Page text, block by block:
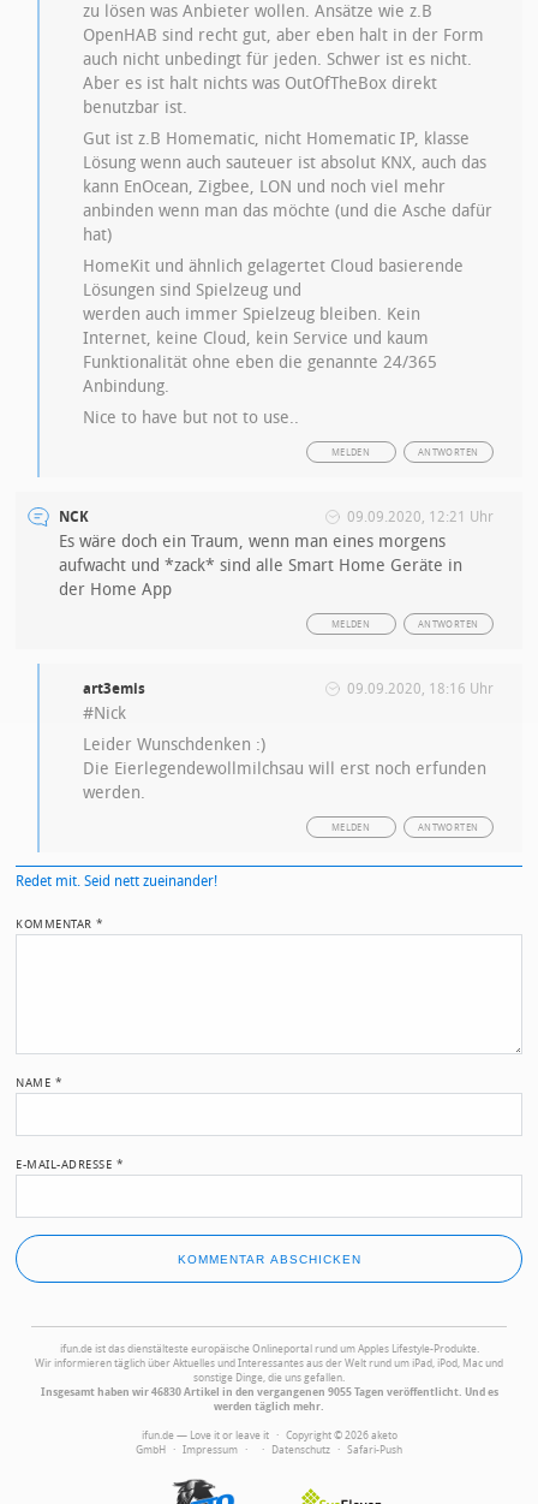
zu lösen was Anbieter wollen. Ansätze wie z.B
OpenHAB sind recht gut, aber eben halt in der Form
auch nicht unbedingt für jeden. Schwer ist es nicht.
Aber es ist halt nichts was OutOfTheBox direkt
benutzbar ist.
Gut ist z.B Homematic, nicht Homematic IP, klasse
Lösung wenn auch sauteuer ist absolut KNX, auch das
kann EnOcean, Zigbee, LON und noch viel mehr
anbinden wenn man das möchte (und die Asche dafür
hat)
HomeKit und ähnlich gelagertet Cloud basierende
Lösungen sind Spielzeug und
werden auch immer Spielzeug bleiben. Kein
Internet, keine Cloud, kein Service und kaum
Funktionalität ohne eben die genannte 24/365
Anbindung.
Nice to have but not to use..
ANTWORTEN
MELDEN
NCK 09.09.2020, 12:21 Uhr
Es wäre doch ein Traum, wenn man eines morgens
aufwacht und *zack* sind alle Smart Home Geräte in
der Home App
ANTWORTEN
MELDEN
art3emis 09.09.2020, 18:16 Uhr
#Nick
Leider Wunschdenken :)
Die Eierlegendewollmilchsau will erst noch erfunden
werden.
ANTWORTEN
MELDEN
Redet mit. Seid nett zueinander!
KOMMENTAR*
NAME *
E-MAIL-ADRESSE *
ifun.de ist das dienstälteste europäische Onlineportal rund um Apples Lifestyle-Produkte.
Wir informieren täglich über Aktuelles und Interessantes aus der Welt rund um iPad, iPod, Mac und
sonstige Dinge, die uns gefallen.
Insgesamt haben wir 46830 Artikel in den vergangenen 9055 Tagen veröffentlicht. Und es
werden täglich mehr.
ifun.de — Love it or leave it · Copyright © 2026 aketo
GmbH · Impressum · · Datenschutz · Safari-Push